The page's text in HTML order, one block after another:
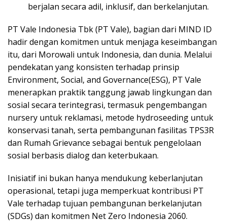
berjalan secara adil, inklusif, dan berkelanjutan.
PT Vale Indonesia Tbk (PT Vale), bagian dari MIND ID
hadir dengan komitmen untuk menjaga keseimbangan
itu, dari Morowali untuk Indonesia, dan dunia. Melalui
pendekatan yang konsisten terhadap prinsip
Environment, Social, and Governance(ESG), PT Vale
menerapkan praktik tanggung jawab lingkungan dan
sosial secara terintegrasi, termasuk pengembangan
nursery untuk reklamasi, metode hydroseeding untuk
konservasi tanah, serta pembangunan fasilitas TPS3R
dan Rumah Grievance sebagai bentuk pengelolaan
sosial berbasis dialog dan keterbukaan.
Inisiatif ini bukan hanya mendukung keberlanjutan
operasional, tetapi juga memperkuat kontribusi PT
Vale terhadap tujuan pembangunan berkelanjutan
(SDGs) dan komitmen Net Zero Indonesia 2060.